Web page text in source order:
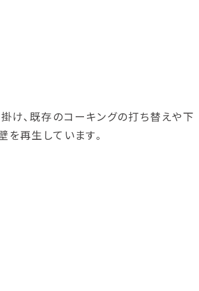
け、既存のコーキングの打ち替えや下
再生しています。